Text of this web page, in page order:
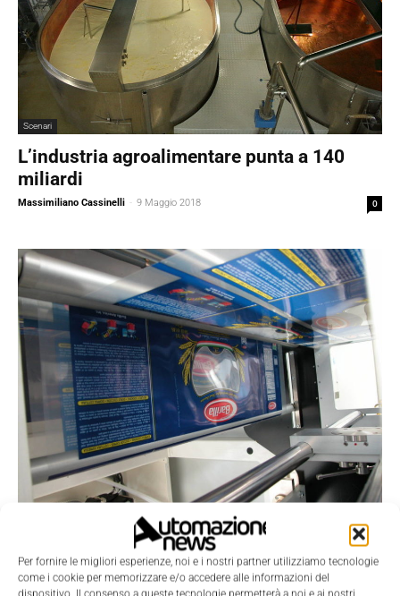
Per fornire le migliori esperienze, noi e i nostri partner utilizziamo tecnologie
come i cookie per memorizzare e/o accedere alle informazioni del
Scenari
L’industria agroalimentare punta a 140
miliardi
Massimiliano Cassinelli - 9 Maggio 2018 0
Le aziende alimentari vogliono continuare
a investire
Massimiliano Cassinelli 17 Giugno 2015